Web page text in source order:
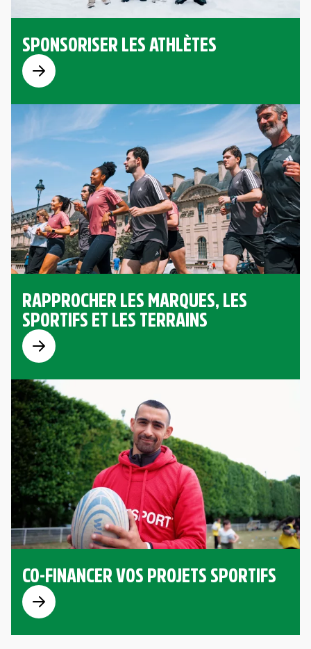
SPONSORISER LES ATHLÈTES
RAPPROCHER LES MARQUES, LES
SPORTIFS ET LES TERRAINS
CO-FINANCER VOS PROJETS SPORTIFS